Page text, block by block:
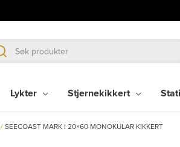
Lykter Stjernekikkert
/SEECOAST MARK I 20×60 MONOKULAR KIKKERT